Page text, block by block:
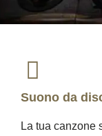
Suono da
La tua canzone